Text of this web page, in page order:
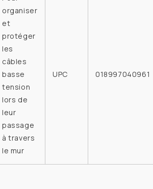
organiser
et
protéger
les
câbles
basse
tension
lors de
leur
passage
à travers
le mur
UPC 018997040961